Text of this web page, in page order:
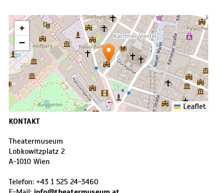
+
−
Leaflet
KONTAKT
Theatermuseum
Lobkowitzplatz 2
A-1010 Wien
Telefon: +43 1 525 24-3460